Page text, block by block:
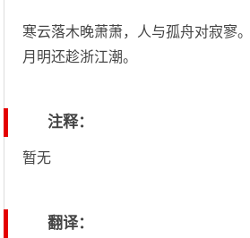
寒云落木晚萧萧，人与孤舟对寂寥
月明还趁浙江潮。
注释：
暂无
翻译：